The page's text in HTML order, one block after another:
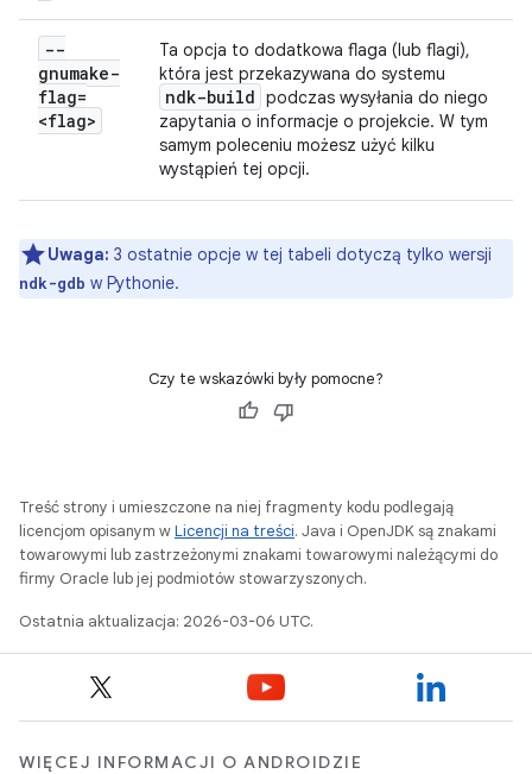
--
gnumake-
flag=
<flag>
Ta opcja to dodatkowa flaga (lub flagi),
która jest przekazywana do systemu
ndk-build podczas wysyłania do niego
zapytania o informacje o projekcie. W tym
samym poleceniu możesz użyć kilku
wystąpień tej opcji.
Uwaga: 3 ostatnie opcje w tej tabeli dotyczą tylko wersji
ndk-gdb w Pythonie.
Czy te wskazówki były pomocne?
Treść strony i umieszczone na niej fragmenty kodu podlegają
licencjom opisanym wLicencji na treści. Java i OpenJDK są znakami
towarowymi lub zastrzeżonymi znakami towarowymi należącymi do
firmy Oracle lub jej podmiotów stowarzyszonych.
Ostatnia aktualizacja: 2026-03-06 UTC.
WIĘCEJ INFORMACJI O ANDROIDZIE